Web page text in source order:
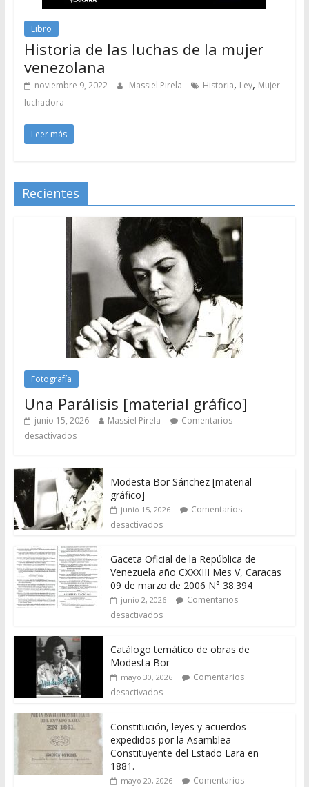
Libro
Historia de las luchas de la mujer
venezolana
noviembre 9, 2022 Massiel Pirela Historia, Ley, Mujer
luchadora
Leer más
Recientes
Fotografía
Una Parálisis [material gráfico]
junio 15, 2026 Massiel Pirela
Comentarios
desactivados
Modesta Bor Sánchez [material
gráfico]
junio 15, 2026
Comentarios
desactivados
Gaceta Oficial de la República de
Venezuela año CXXXIII Mes V, Caracas
09 de marzo de 2006 N° 38.394
junio 2, 2026
Comentarios
desactivados
Catálogo temático de obras de
Modesta Bor
mayo 30, 2026
Comentarios
desactivados
Constitución, leyes y acuerdos
expedidos por la Asamblea
Constituyente del Estado Lara en
1881.
mayo 20, 2026
Comentarios